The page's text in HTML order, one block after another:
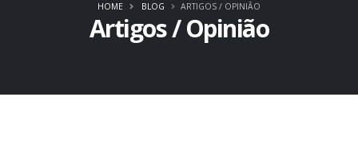
Artigos / Opinião
HOME BLOG ARTIGOS / OPINIÃO